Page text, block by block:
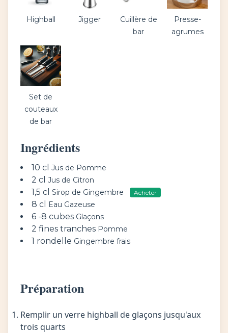
Highball Jigger
Cuillère de
bar
Presse-
agrumes
Set de
couteaux
de bar
Ingrédients
10 cl Jus de Pomme
2 cl Jus de Citron
1,5 cl Sirop de Gingembre Acheter
8 cl Eau Gazeuse
6 -8 cubes Glaçons
2 fines tranches Pomme
1 rondelle Gingembre frais
Préparation
Remplir un verre highball de glaçons jusqu'aux
trois quarts